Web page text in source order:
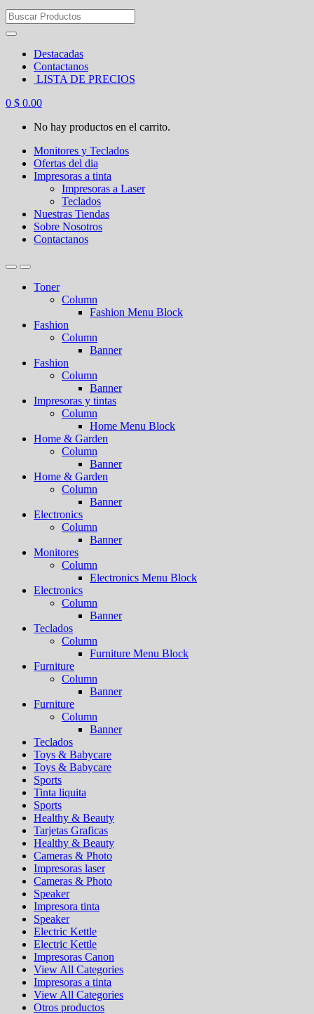
Search
for:
Destacadas
Contactanos
LISTA DE PRECIOS
0 $ 0.00
No hay productos en el carrito.
Monitores y Teclados
Ofertas del dia
Impresoras a tinta
Impresoras a Laser
Teclados
Nuestras Tiendas
Sobre Nosotros
Contactanos
Toner
Column
Fashion Menu Block
Fashion
Column
Banner
Fashion
Column
Banner
Impresoras y tintas
Column
Home Menu Block
Home & Garden
Column
Banner
Home & Garden
Column
Banner
Electronics
Column
Banner
Monitores
Column
Electronics Menu Block
Electronics
Column
Banner
Teclados
Column
Furniture Menu Block
Furniture
Column
Banner
Furniture
Column
Banner
Teclados
Toys & Babycare
Toys & Babycare
Sports
Tinta liquita
Sports
Healthy & Beauty
Tarjetas Graficas
Healthy & Beauty
Cameras & Photo
Impresoras laser
Cameras & Photo
Speaker
Impresora tinta
Speaker
Electric Kettle
Electric Kettle
Impresoras Canon
View All Categories
Impresoras a tinta
View All Categories
Otros productos